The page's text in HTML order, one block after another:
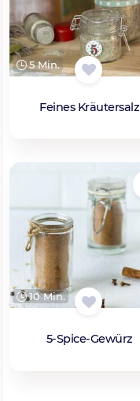
5 Min.
Feines Kräutersalz
10 Min.
5-Spice-Gewürz